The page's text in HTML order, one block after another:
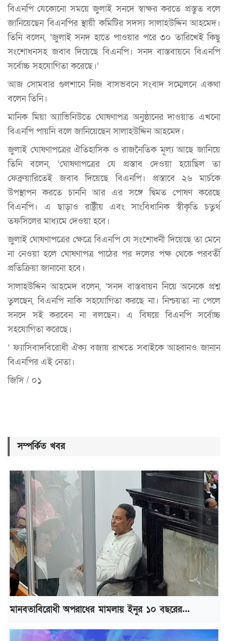
বিএনপি যেকোনো সময়ে জুলাই সনদে স্বাক্ষর করতে প্রস্তুত বলে
জানিয়েছেন বিএনপির স্থায়ী কমিটির সদস্য সালাহউদ্দিন আহমেদ।
তিনি বলেন, ‘জুলাই সনদ হাতে পাওয়ার পরে ৩০ তারিখেই কিছু
সংশোধনসহ জবাব দিয়েছে বিএনপি। সনদ বাস্তবায়নে বিএনপি
সর্বোচ্চ সহযোগিতা করেছে।’
আজ সোমবার গুলশানে নিজ বাসভবনে সংবাদ সম্মেলনে একথা
বলেন তিনি।
মানিক মিয়া অ্যাভিনিউতে ঘোষণাপত্র অনুষ্ঠানের দাওয়াত এখনো
বিএনপি পায়নি বলে জানিয়েছেন সালাহউদ্দিন আহমেদ।
জুলাই ঘোষণাপত্রের ঐতিহাসিক ও রাজনৈতিক মূল্য আছে জানিয়ে
তিনি বলেন, ‘ঘোষণাপত্রের যে প্রস্তাব দেওয়া হয়েছিল তা
ফেব্রুয়ারিতেই জবাব দিয়েছে বিএনপি। প্রস্তাবে ২৬ মার্চকে
উপস্থাপন করতে চাননি আর এর সঙ্গে দ্বিমত পোষণ করেছে
বিএনপি। এ ছাড়াও রাষ্ট্রীয় এবং সাংবিধানিক স্বীকৃতি চতুর্থ
তফসিলের মাধ্যমে দেওয়া হবে।
জুলাই ঘোষণাপত্রের ক্ষেত্রে বিএনপি যে সংশোধনী দিয়েছে তা মেনে
না নেওয়া হলে ঘোষণাপত্র পাঠের পর দলের পক্ষ থেকে পরবর্তী
প্রতিক্রিয়া জানানো হবে।
সালাহউদ্দিন আহমেদ বলেন, ‘সনদ বাস্তবায়ন নিয়ে অনেকে প্রশ্ন
তুলছেন, বিএনপি নাকি সহযোগিতা করছে না। নিশ্চয়তা না পেলে
সনদে সই করবেন না বলছেন। এ বিষয়ে বিএনপি সর্বোচ্চ
সহযোগিতা করেছে।
’ ফ্যাসিবাদবিরোধী ঐক্য বজায় রাখতে সবাইকে আহ্বানও জানান
বিএনপির এই নেতা।
জিসি / ০১
সম্পর্কিত খবর
মানবতাবিরোধী অপরাধের মামলায় ইনুর ১০ বছরের...